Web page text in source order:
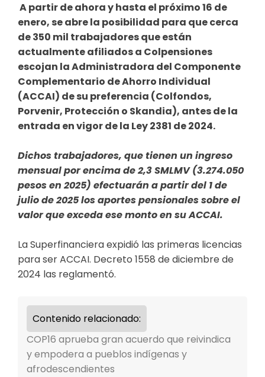
A partir de ahora y hasta el próximo 16 de
enero, se abre la posibilidad para que cerca
de 350 mil trabajadores que están
actualmente afiliados a Colpensiones
escojan la Administradora del Componente
Complementario de Ahorro Individual
(ACCAI) de su preferencia (Colfondos,
Porvenir, Protección o Skandia), antes de la
entrada en vigor de la Ley 2381 de 2024.
Dichos trabajadores, que tienen un ingreso
mensual por encima de 2,3 SMLMV (3.274.050
pesos en 2025) efectuarán a partir del 1 de
julio de 2025 los aportes pensionales sobre el
valor que exceda ese monto en su ACCAI.
La Superfinanciera expidió las primeras licencias
para ser ACCAI. Decreto 1558 de diciembre de
2024 las reglamentó.
Contenido relacionado:
COP16 aprueba gran acuerdo que reivindica
y empodera a pueblos indígenas y
afrodescendientes